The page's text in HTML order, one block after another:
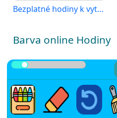
Bezplatné hodiny k vytisknutí
Barva online Hodiny